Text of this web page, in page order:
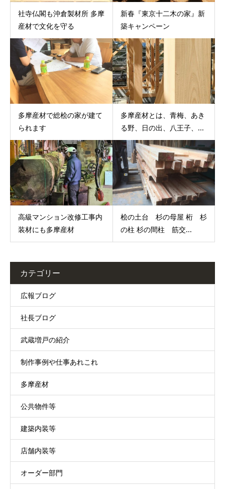
社寺仏閣も沖倉製材所 多摩
産材で文化を守る
新春『東京十二木の家』新
築キャンペーン
多摩産材で総桧の家が建て
られます
多摩産材とは、青梅、あき
る野、日の出、八王子、...
高級マンション改修工事内
装材にも多摩産材
桧の土台 杉の母屋 桁 杉
の柱 杉の間柱 筋交...
カテゴリー
広報ブログ
社長ブログ
武蔵増戸の紹介
制作事例や仕事あれこれ
多摩産材
公共物件等
建築内装等
店舗内装等
オーダー部門